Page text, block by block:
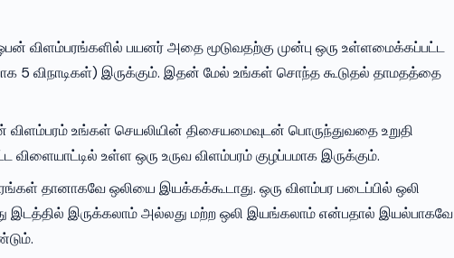
விளம்பரங்களில் பயனர் அதை மூடுவதற்கு முன்பு ஒரு உள்ளமைக்கப்பட்ட
5 விநாடிகள்) இருக்கும். இதன் மேல் உங்கள் சொந்த கூடுதல் தாமதத்தை
உங்கள் செயலியின் திசையமைவுடன் பொருந்துவதை உறுதி
விளையாட்டில் உள்ள ஒரு உருவ விளம்பரம் குழப்பமாக இருக்கும்.
தானாகவே ஒலியை இயக்கக்கூடாது. ஒரு விளம்பர படைப்பில் ஒலி
இடத்தில் இருக்கலாம் அல்லது மற்ற ஒலி இயங்கலாம் என்பதால் இயல்பாகவே